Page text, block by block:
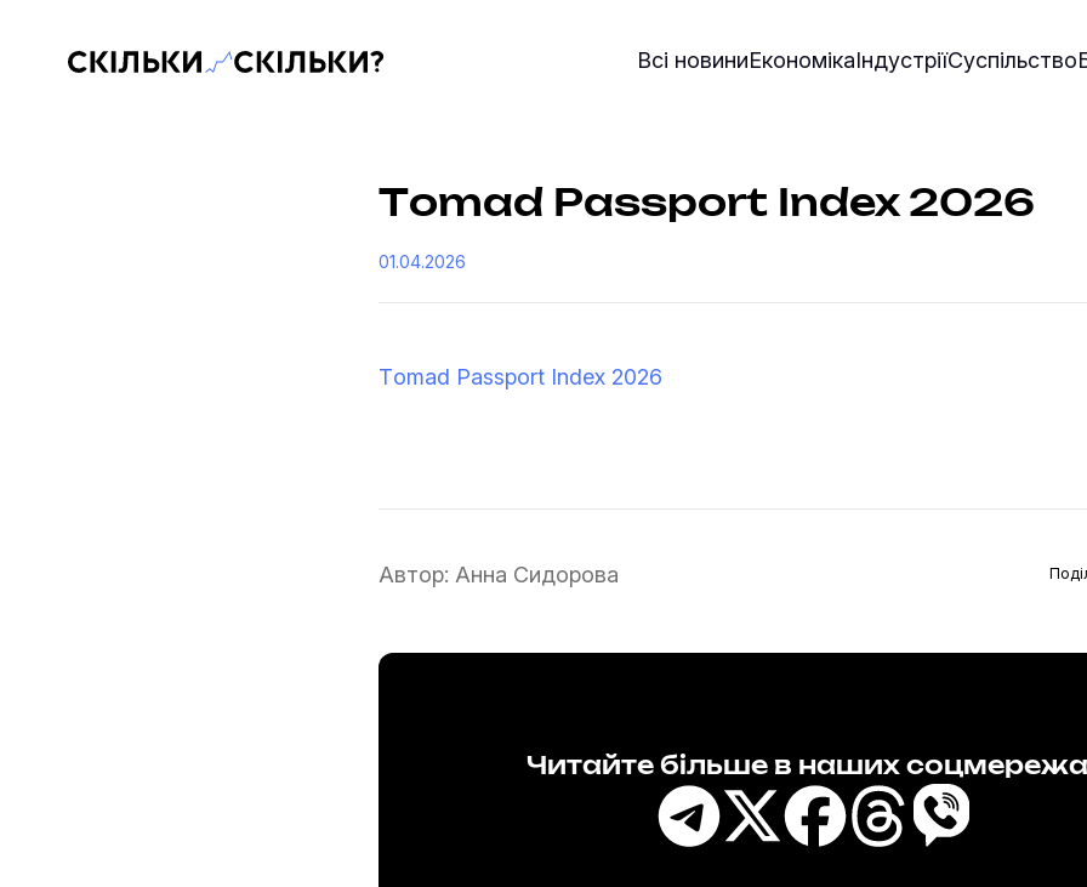
Скільки-скільки? — Медіа про суспільні дані Всі новиниЕкономікаІндустріїСуспільство
Тomad Passport Index 2026
01.04.2026
Тomad Passport Index 2026
Автор: Анна Сидорова
Читайте більше в наших